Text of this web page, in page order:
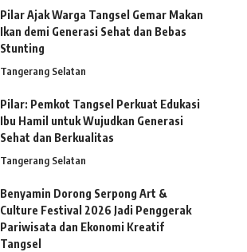
Pilar Ajak Warga Tangsel Gemar Makan
Ikan demi Generasi Sehat dan Bebas
Stunting
Tangerang Selatan
Pilar: Pemkot Tangsel Perkuat Edukasi
Ibu Hamil untuk Wujudkan Generasi
Sehat dan Berkualitas
Tangerang Selatan
Benyamin Dorong Serpong Art &
Culture Festival 2026 Jadi Penggerak
Pariwisata dan Ekonomi Kreatif
Tangsel